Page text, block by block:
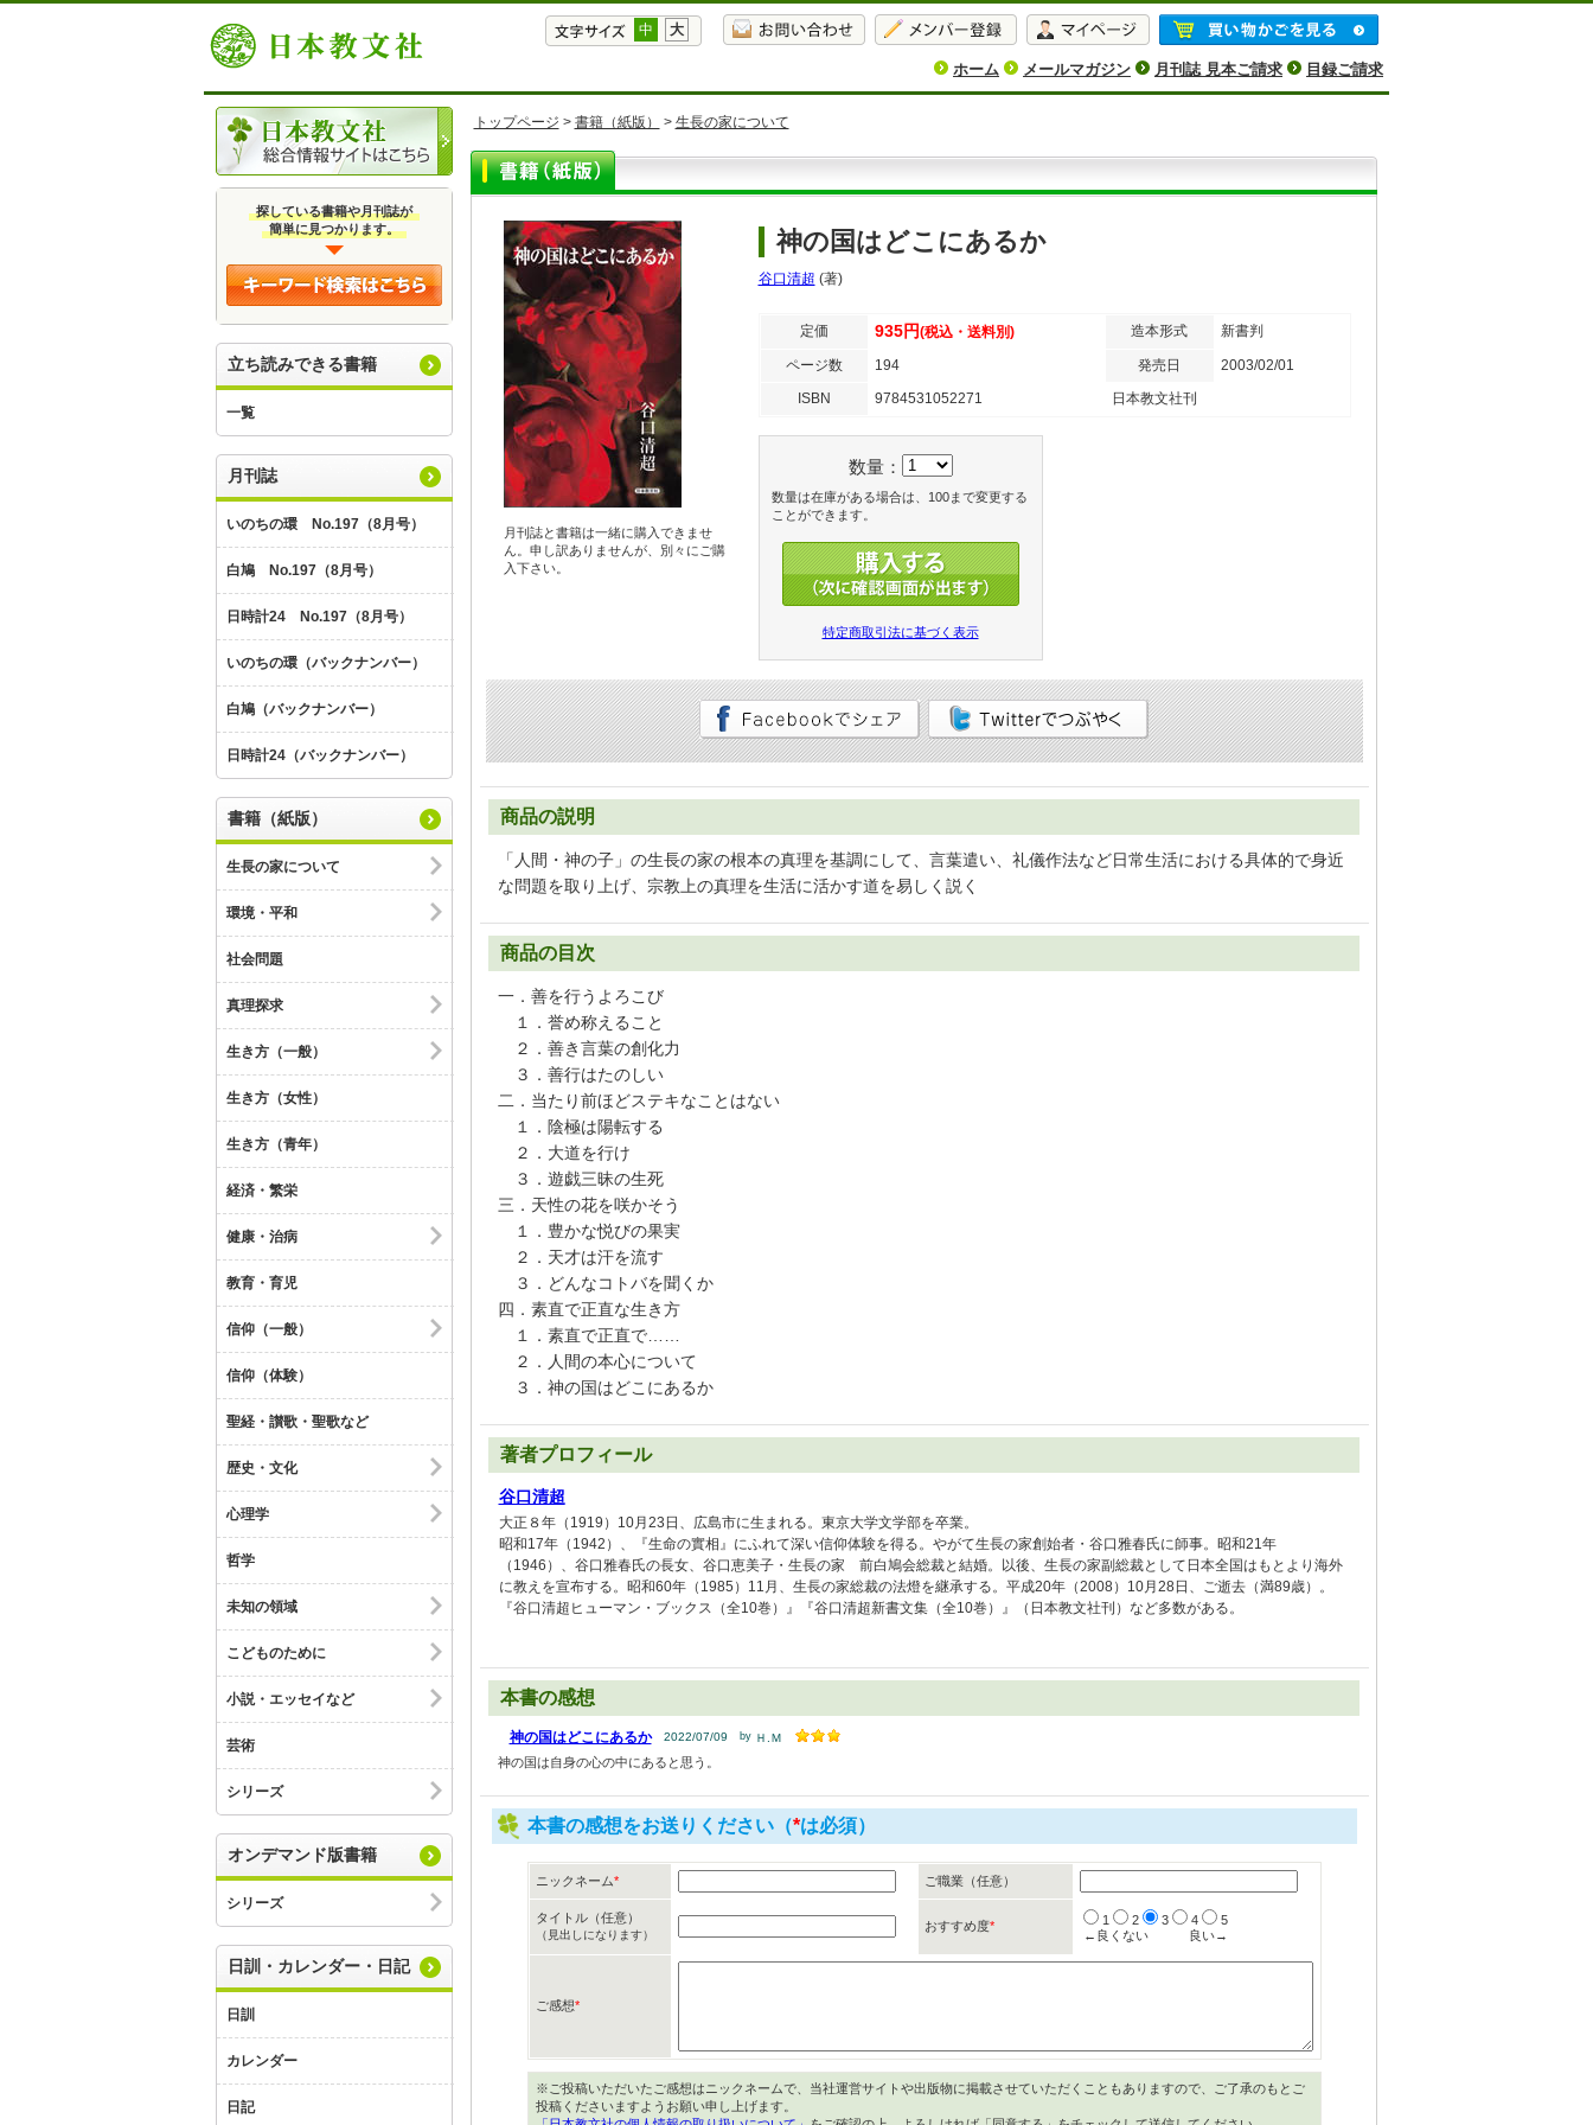
中 大
ホーム メールマガジン 月刊誌 見本ご請求 目録ご請求
探している書籍や月刊誌が
簡単に見つかります。
立ち読みできる書籍
一覧
月刊誌
いのちの環 No.197（8月号）
白鳩 No.197（8月号）
日時計24 No.197（8月号）
いのちの環（バックナンバー）
白鳩（バックナンバー）
日時計24（バックナンバー）
書籍（紙版）
生長の家について
環境・平和
社会問題
真理探求
生き方（一般）
生き方（女性）
生き方（青年）
経済・繁栄
健康・治病
教育・育児
信仰（一般）
信仰（体験）
聖経・讃歌・聖歌など
歴史・文化
心理学
哲学
未知の領域
こどものために
小説・エッセイなど
芸術
シリーズ
オンデマンド版書籍
シリーズ
日訓・カレンダー・日記
日訓
カレンダー
日記
トップページ > 書籍（紙版） > 生長の家について
月刊誌と書籍は一緒に購入できませ
ん。申し訳ありませんが、別々にご購
入下さい。
神の国はどこにあるか
谷口清超 (著)
定価 935円(税込・送料別) 造本形式 新書判
ページ数 194 発売日
2003/02/01
ISBN
9784531052271 日本教文社刊
数量：
数量は在庫がある場合は、100まで変更する
ことができます。
特定商取引法に基づく表示
商品の説明
「人間・神の子」の生長の家の根本の真理を基調にして、言葉遣い、礼儀作法など日常生活における具体的で身近
な問題を取り上げ、宗教上の真理を生活に活かす道を易しく説く
商品の目次
一．善を行うよろこび
１．誉め称えること
２．善き言葉の創化力
３．善行はたのしい
二．当たり前ほどステキなことはない
１．陰極は陽転する
２．大道を行け
３．遊戯三昧の生死
三．天性の花を咲かそう
１．豊かな悦びの果実
２．天才は汗を流す
３．どんなコトバを聞くか
四．素直で正直な生き方
１．素直で正直で……
２．人間の本心について
３．神の国はどこにあるか
著者プロフィール
谷口清超
大正８年（1919）10月23日、広島市に生まれる。東京大学文学部を卒業。
昭和17年（1942）、『生命の實相』にふれて深い信仰体験を得る。やがて生長の家創始者・谷口雅春氏に師事。昭和21年
（1946）、谷口雅春氏の長女、谷口恵美子・生長の家 前白鳩会総裁と結婚。以後、生長の家副総裁として日本全国はもとより海外
に教えを宣布する。昭和60年（1985）11月、生長の家総裁の法燈を継承する。平成20年（2008）10月28日、ご逝去（満89歳）。
『谷口清超ヒューマン・ブックス（全10巻）』『谷口清超新書文集（全10巻）』（日本教文社刊）など多数がある。
本書の感想
神の国はどこにあるか 2022/07/09 by Ｈ.Ｍ
神の国は自身の心の中にあると思う。
本書の感想をお送りください（*は必須）
ニックネーム* ご職業（任意）
タイトル（任意）
（見出しになります）
おすすめ度* 1 2 3 4
5
←良くない
良い→
ご感想*
※ご投稿いただいたご感想はニックネームで、当社運営サイトや出版物に掲載させていただくこともありますので、ご了承のもとご
投稿くださいますようお願い申し上げます。